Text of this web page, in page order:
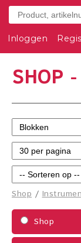
Inloggen
SHOP
Shop /
Shop